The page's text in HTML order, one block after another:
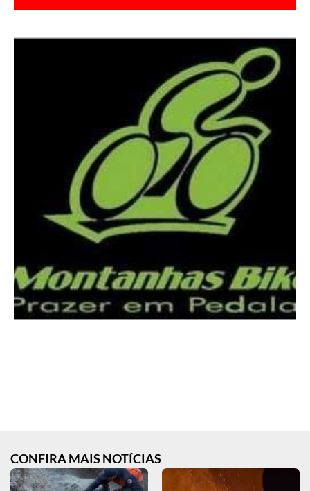
CONFIRA MAIS NOTÍCIAS